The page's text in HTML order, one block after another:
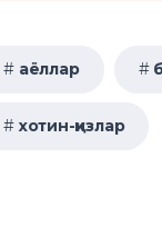
аёллар
хотин-қизлар